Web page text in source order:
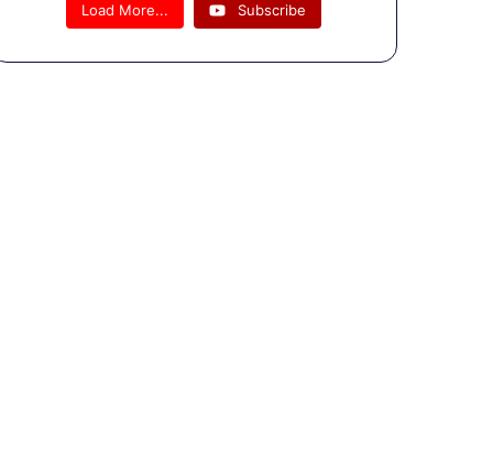
राहुल गांधी
पर साधा
Load More... Subscribe